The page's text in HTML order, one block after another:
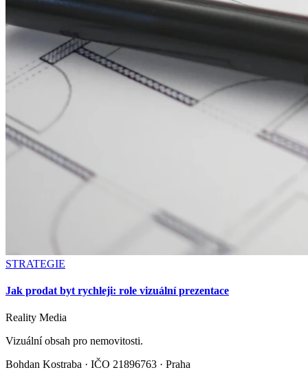
STRATEGIE
Jak prodat byt rychleji: role vizuální prezentace
Reality Media
Vizuální obsah pro nemovitosti.
Bohdan Kostraba · IČO 21896763 · Praha